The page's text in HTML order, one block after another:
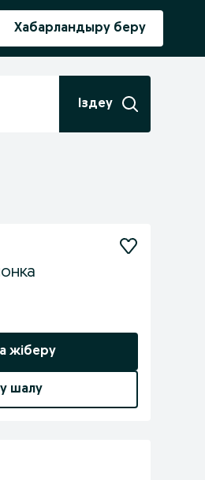
Хабарландыру беру
Іздеу
жіберу
шалу